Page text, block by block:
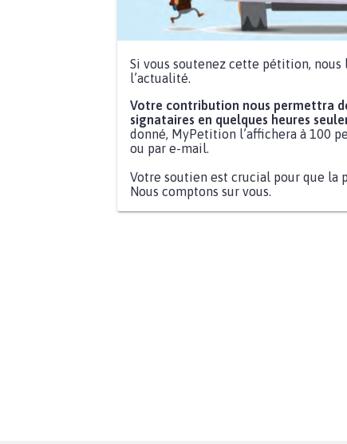
Si vous soutenez cette pétition, nous
l’actualité.
Votre contribution nous permettra
signataires en quelques heures
donné, MyPetition l’affichera à 100
ou par e-mail.
Votre soutien est crucial pour que la
Nous comptons sur vous.